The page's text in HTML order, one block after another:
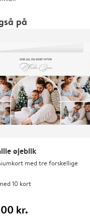
på
øjeblik
med tre forskellige
10 kort
kr.